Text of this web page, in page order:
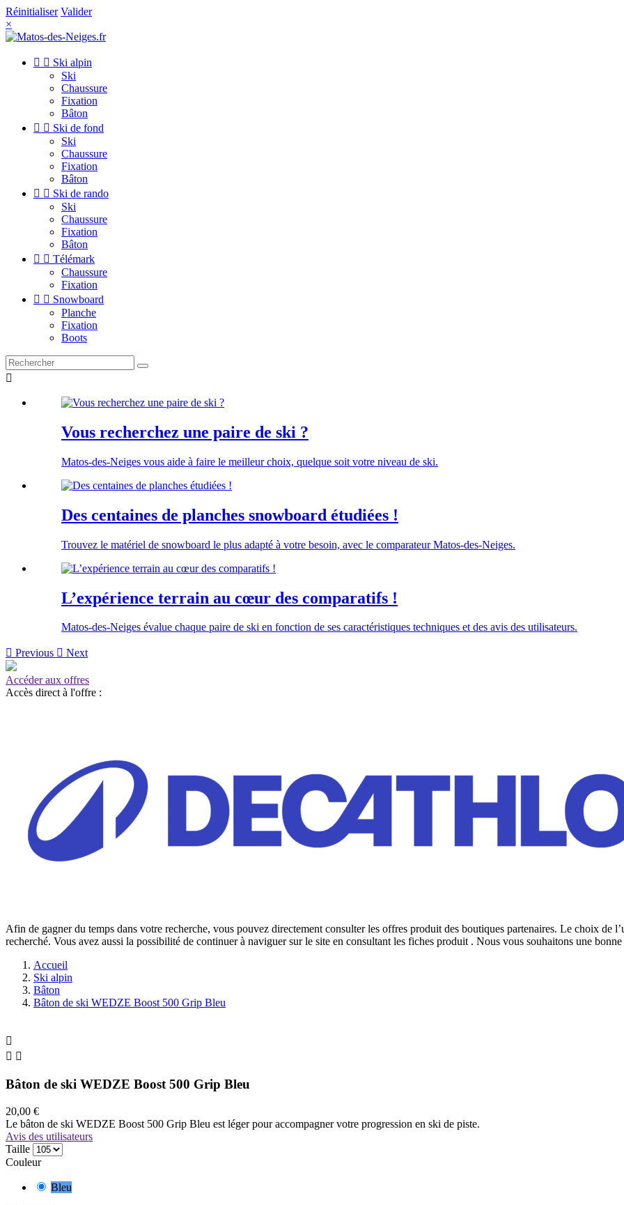
Réinitialiser Valider
×
  Ski alpin
Ski
Chaussure
Fixation
Bâton
  Ski de fond
Ski
Chaussure
Fixation
Bâton
  Ski de rando
Ski
Chaussure
Fixation
Bâton
  Télémark
Chaussure
Fixation
  Snowboard
Planche
Fixation
Boots

Vous recherchez une paire de ski ?
Matos-des-Neiges vous aide à faire le meilleur choix, quelque soit votre niveau de ski.
Des centaines de planches snowboard étudiées !
Trouvez le matériel de snowboard le plus adapté à votre besoin, avec le comparateur Matos-des-Neiges.
L’expérience terrain au cœur des comparatifs !
Matos-des-Neiges évalue chaque paire de ski en fonction de ses caractéristiques techniques et des avis des utilisateurs.
 Previous  Next
Accéder aux offres
Accès direct à l'offre :
Afin de gagner du temps dans votre recherche, vous pouvez directement consulter les offres produit des boutiques partenaires. Le choix de
recherché. Vous avez aussi la possibilité de continuer à naviguer sur le site en consultant les fiches produit . Nous vous souhaitons une
Accueil
Ski alpin
Bâton
Bâton de ski WEDZE Boost 500 Grip Bleu

 
Bâton de ski WEDZE Boost 500 Grip Bleu
20,00 €
Le bâton de ski WEDZE Boost 500 Grip Bleu est léger pour accompagner votre progression en ski de piste.
Avis des utilisateurs
Taille
Couleur
Bleu